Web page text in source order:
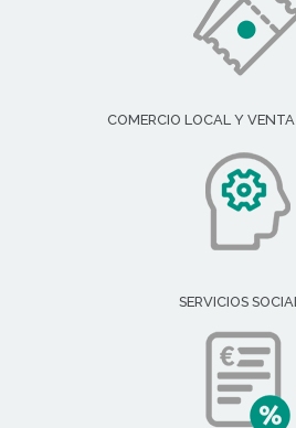
COMERCIO LOCAL Y
SERVICIOS